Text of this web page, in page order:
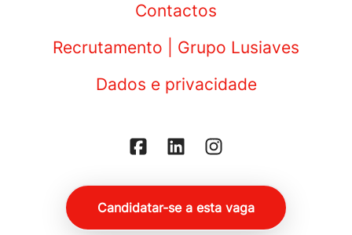
Candidatar-se a esta vaga
Contactos
Recrutamento | Grupo Lusiaves
Dados e privacidade
grupolusiaves.pt